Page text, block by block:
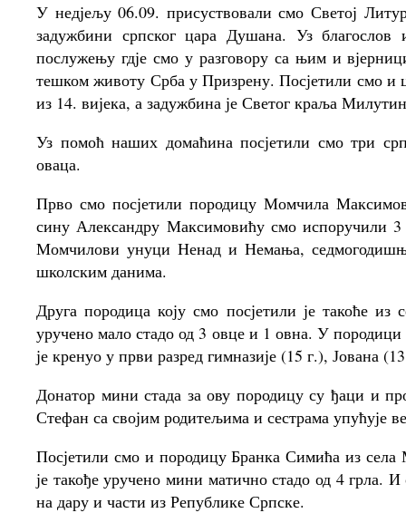
У недјељу 06.09. присуствовали смо Светој
задужбини српског цара Душана. Уз
послужењу гдје смо у разговору са њим и
тешком животу Срба у Призрену. Посјетили смо и
из 14. вијека, а задужбина је Светог краља
Уз помоћ наших домаћина посјетили смо три
оваца.
Прво смо посјетили породицу Момчила
сину Александру Максимовићу смо испоручили
Момчилови унуци Ненад и Немања,
школским данима.
Друга породица коју смо посјетили је такоће
уручено мало стадо од 3 овце и 1 овна. У
је кренуо у први разред гимназије (15 г.), Јована
Донатор мини стада за ову породицу су ђаци и
Стефан са својим родитељима и сестрама упућује
Посјетили смо и породицу Бранка Симића из
је такође уручено мини матично стадо од 4 грла.
на дару и части из Републике Српске.